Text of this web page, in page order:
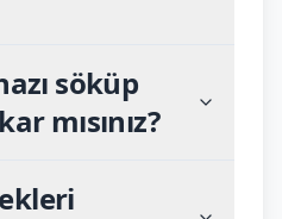
söküp
mısınız?